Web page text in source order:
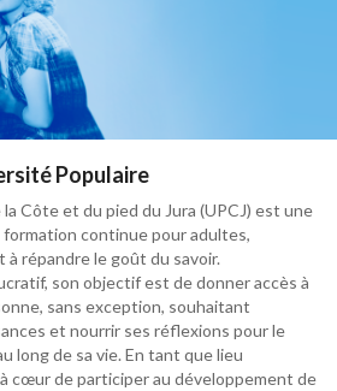
Populaire
la Côte et du pied du Jura (UPCJ) est une
continue pour adultes,
répandre le goût du savoir.
son objectif est de donner accès à
sans exception, souhaitant
et nourrir ses réflexions pour le
long de sa vie. En tant que lieu
à cœur de participer au développement de